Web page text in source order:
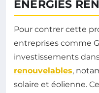
ÉNERGIES
Pour contrer cette
entreprises comme
investissements
renouvelables,
solaire et éolienne.